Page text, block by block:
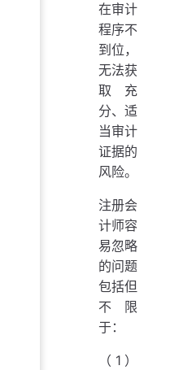
在审计
程序不
到位，
无法获
取充
分、适
当审计
证据的
风险。
注册会
计师容
易忽略
的问题
包括但
不限
于：
（1）